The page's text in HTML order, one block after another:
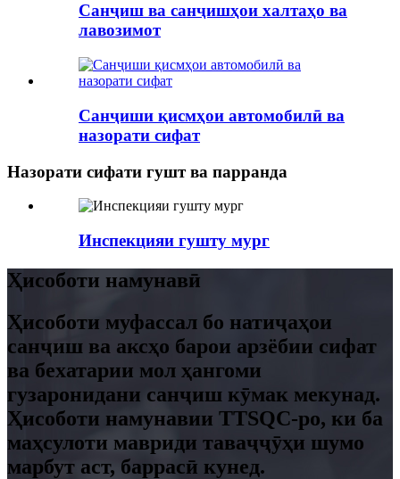
Санҷиш ва санҷишҳои халтаҳо ва
лавозимот
Санҷиши қисмҳои автомобилӣ ва
назорати сифат
Назорати сифати гушт ва парранда
Инспекцияи гушту мург
Ҳисоботи намунавӣ
Ҳисоботи муфассал бо натиҷаҳои
санҷиш ва аксҳо барои арзёбии сифат
ва бехатарии мол ҳангоми
гузаронидани санҷиш кӯмак мекунад.
Ҳисоботи намунавии TTSQC-ро, ки ба
маҳсулоти мавриди таваҷҷӯҳи шумо
марбут аст, баррасӣ кунед.